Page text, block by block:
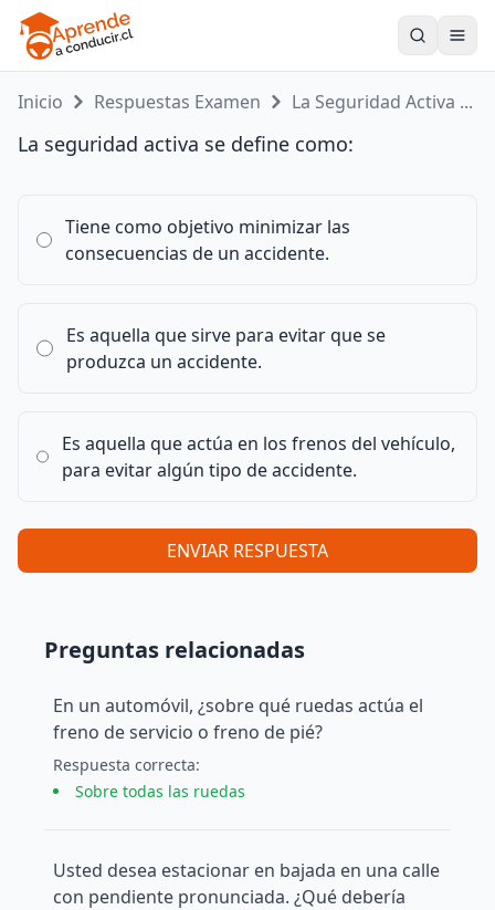
Inicio Respuestas Examen La Seguridad Activa ...
La seguridad activa se define como:
Tiene como objetivo minimizar las
consecuencias de un accidente.
Es aquella que sirve para evitar que se
produzca un accidente.
Es aquella que actúa en los frenos del vehículo,
para evitar algún tipo de accidente.
ENVIAR RESPUESTA
Preguntas relacionadas
En un automóvil, ¿sobre qué ruedas actúa el
freno de servicio o freno de pié?
Respuesta correcta:
Sobre todas las ruedas
Usted desea estacionar en bajada en una calle
con pendiente pronunciada. ¿Qué debería